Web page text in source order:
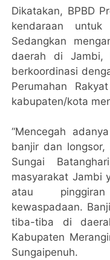
Dikatakan, BPBD
kendaraan
Sedangkan
daerah di Jambi,
berkoordinasi
Perumahan
kabupaten/kota
“Mencegah
banjir dan
Sungai
masyarakat Jambi
atau
kewaspadaan.
tiba-tiba di
Kabupaten